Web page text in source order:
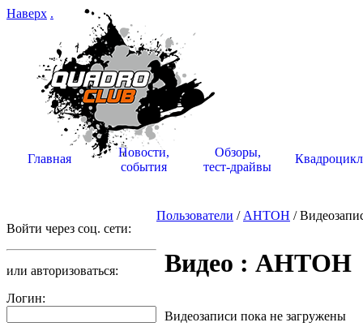
Наверх .
Главная
Новости,
события
Обзоры,
тест-драйвы
Войти через соц. сети:
или авторизоваться:
Логин:
Пользователи / АНТОН /
Видео : АНТОН
Видеозаписи пока не загружены